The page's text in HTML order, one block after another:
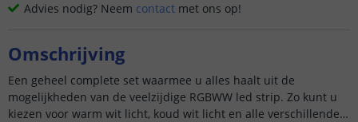
Advies nodig? Neem contact met ons op!
Omschrijving
Een geheel complete set waarmee u alles haalt uit de
mogelijkheden van de veelzijdige RGBWW led strip. Zo kunt u
kiezen voor warm wit licht, koud wit licht en alle verschillende